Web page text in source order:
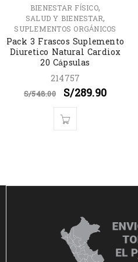
BIENESTAR FÍSICO,
SALUD Y BIENESTAR,
SUPLEMENTOS ORGÁNICOS
Pack 3 Frascos Suplemento
Diuretico Natural Cardiox
20 Cápsulas
214757
S/548.00 S/289.90